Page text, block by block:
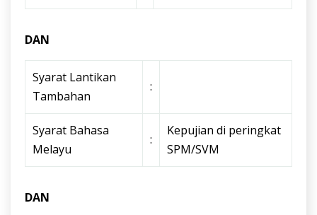
DAN
Syarat Lantikan
Tambahan
:
Syarat Bahasa
Melayu
:
Kepujian di peringkat
SPM/SVM
DAN